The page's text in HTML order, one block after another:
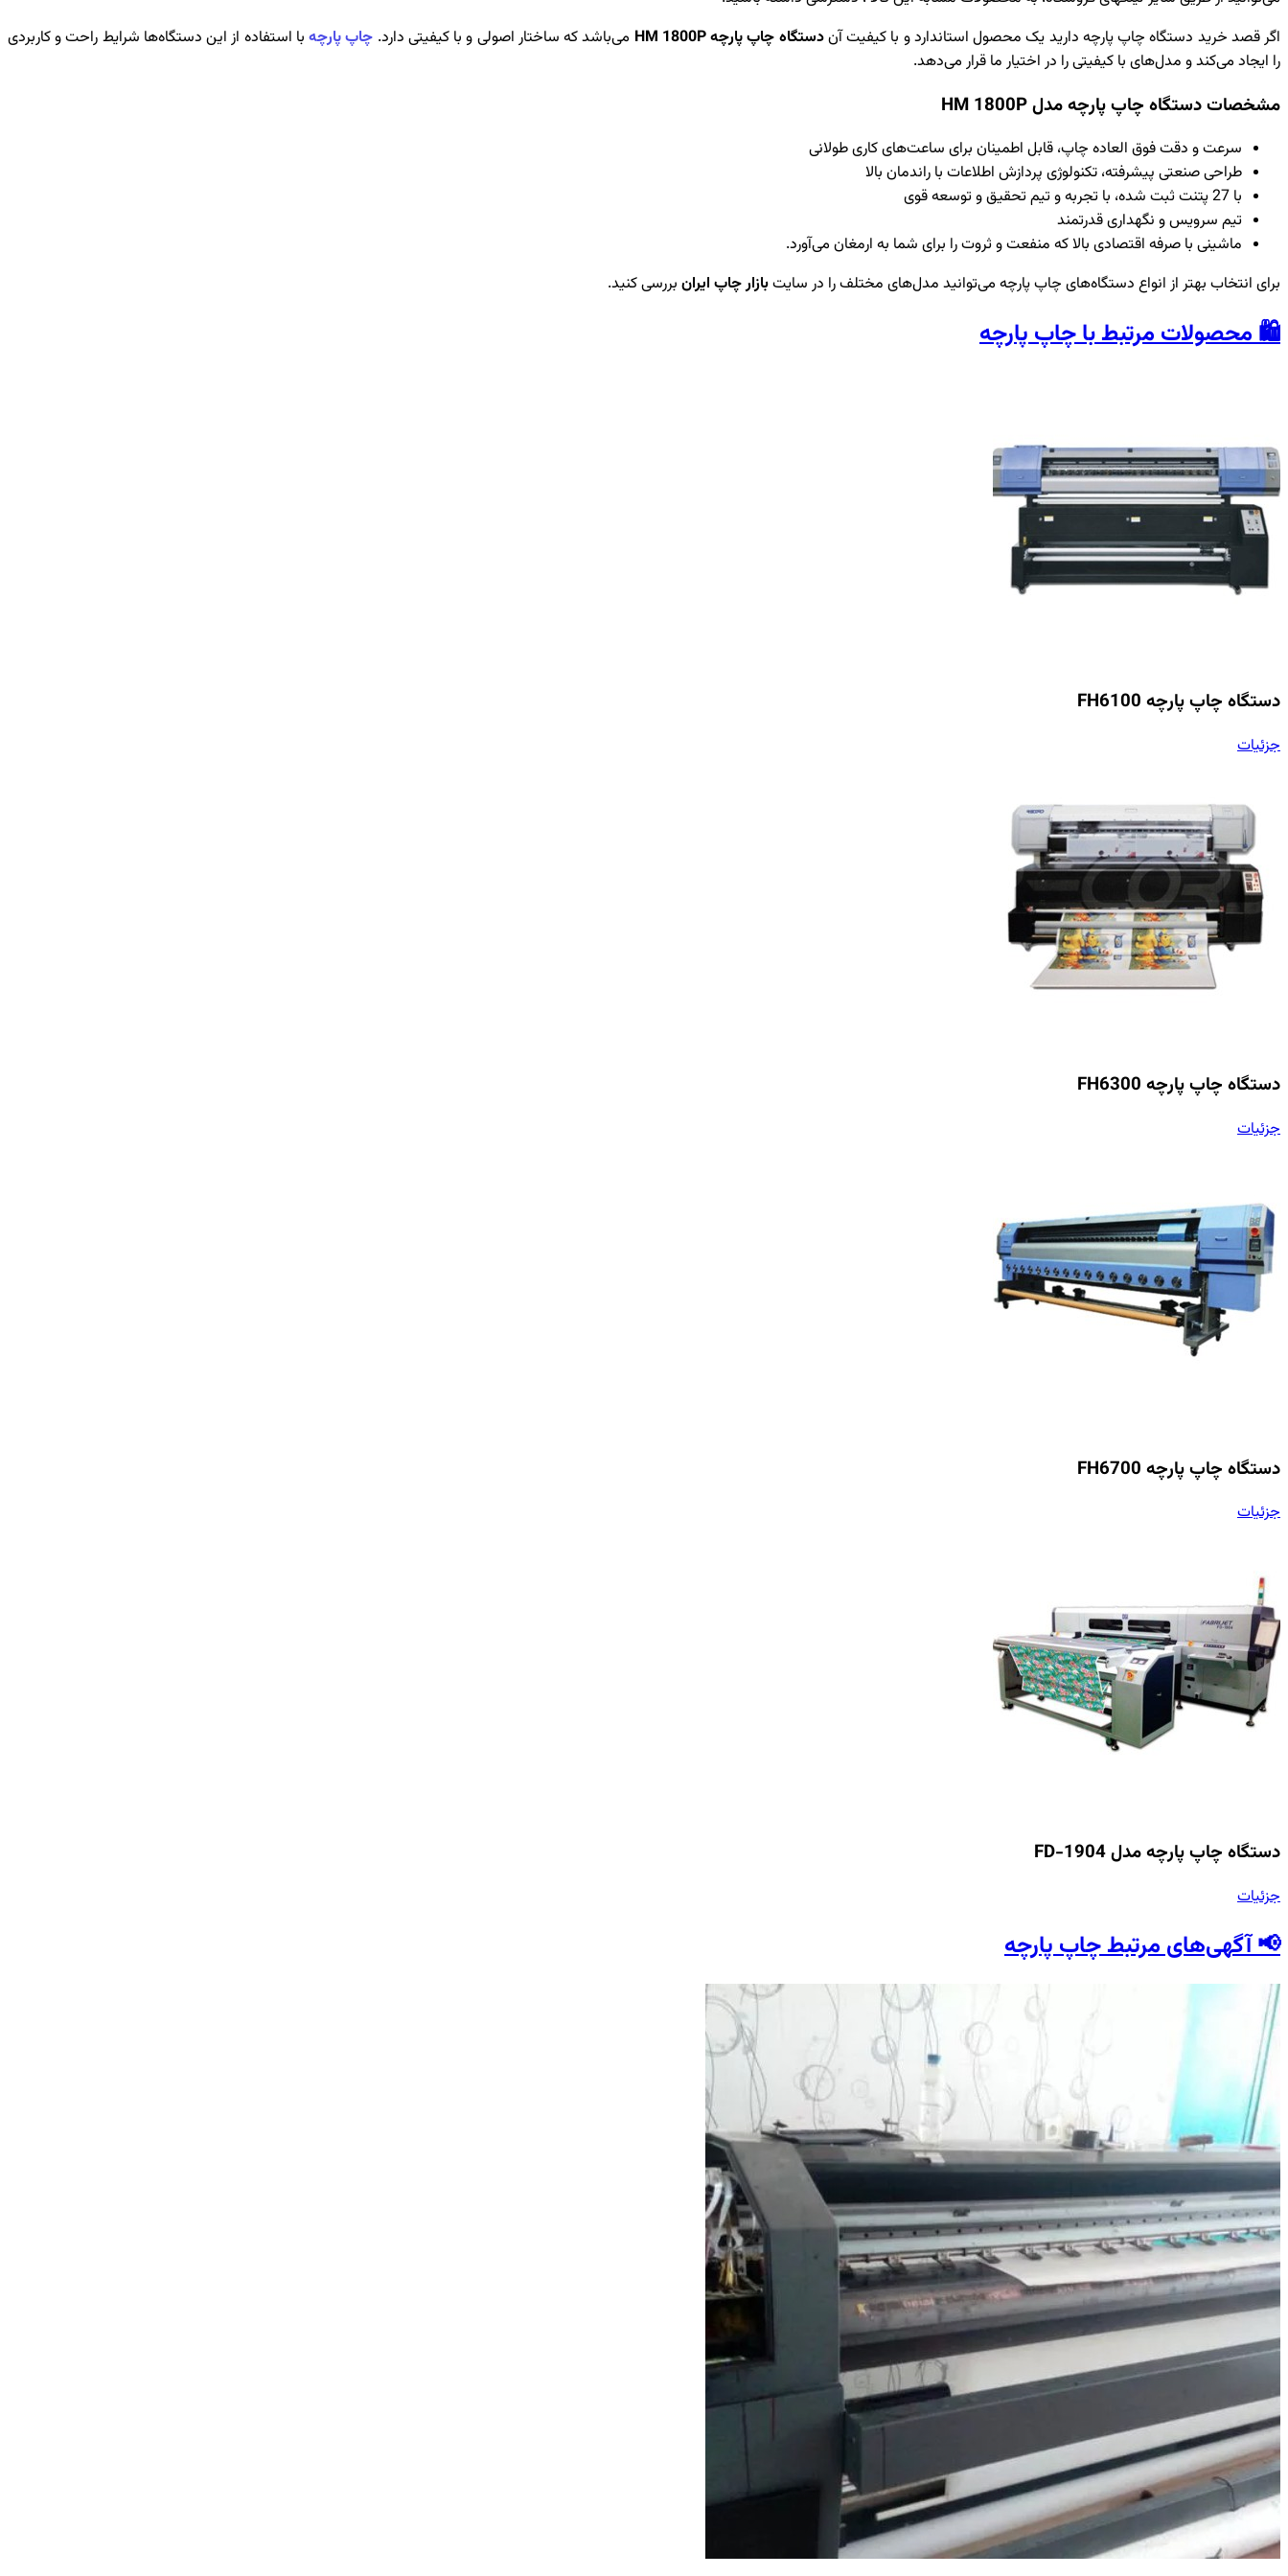
اگر قصد خرید دستگاه چاپ پارچه دارید یک محصول استاندارد و با کیفیت آندستگاه چاپ پارچه HM 1800P می‌باشد که ساختار اصولی و با کیفیتی دارد. چاپ پارچهبا استفاده از این دستگاه‌ها شرایط راحت و کاربردی
را ایجاد می‌کند و مدل‌های با کیفیتی را در اختیار ما قرار می‌دهد.
مشخصات دستگاه چاپ پارچه مدل HM 1800P
سرعت و دقت فوق العاده چاپ، قابل اطمینان برای ساعت‌های کاری طولانی
طراحی صنعتی پیشرفته، تکنولوژی پردازش اطلاعات با راندمان بالا
با 27 پتنت ثبت شده، با تجربه و تیم تحقیق و توسعه قوی
تیم سرویس و نگهداری قدرتمند
ماشینی با صرفه اقتصادی بالا که منفعت و ثروت را برای شما به ارمغان می‌آورد.
برای انتخاب بهتر از انواع دستگاه‌های چاپ پارچه می‌توانید مدل‌های مختلف را در سایتبازار چاپ ایران بررسی کنید.
🛍️ محصولات مرتبط با چاپ پارچه
دستگاه چاپ پارچه FH6100
جزئیات
دستگاه چاپ پارچه FH6300
جزئیات
دستگاه چاپ پارچه FH6700
جزئیات
دستگاه چاپ پارچه مدل FD-1904
جزئیات
📢 آگهی‌های مرتبط چاپ پارچه